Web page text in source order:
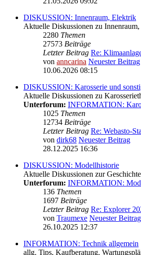
DISKUSSION: Innenraum, Elektrik
Aktuelle Diskussionen zu
2280 Themen
27573 Beiträge
Letzter Beitrag Re:
von anncarina Neuester Beitrag
10.06.2026 08:15
DISKUSSION: Karosserie und
Aktuelle Diskussionen zu
Unterforum: INFORMATION:
1025 Themen
12734 Beiträge
Letzter Beitrag Re: Webasto-
von dirk68 Neuester Beitrag
28.12.2025 16:36
DISKUSSION: Modellhistorie
Aktuelle Diskussionen zur
Unterforum: INFORMATION:
136 Themen
1697 Beiträge
Letzter Beitrag Re: Explorer
von Traumexe Neuester Beitrag
26.10.2025 12:37
INFORMATION: Technik allgemein
allg. Tips, Kaufberatung,